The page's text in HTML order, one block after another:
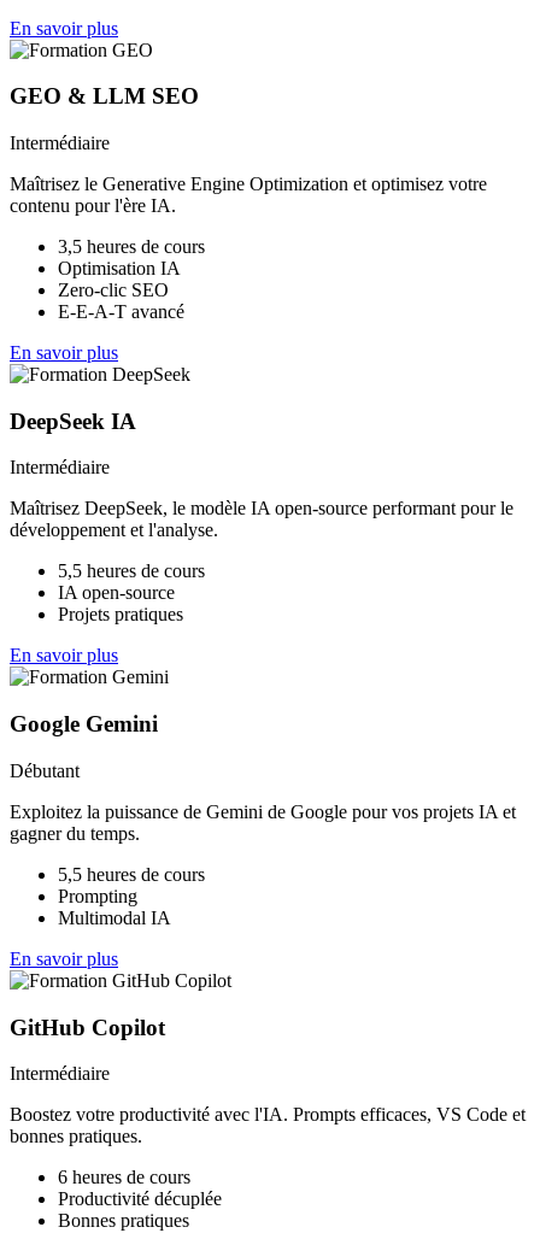
En savoir plus
GEO & LLM SEO
Intermédiaire
Maîtrisez le Generative Engine Optimization et optimisez votre
contenu pour l'ère IA.
3,5 heures de cours
Optimisation IA
Zero-clic SEO
E-E-A-T avancé
En savoir plus
DeepSeek IA
Intermédiaire
Maîtrisez DeepSeek, le modèle IA open-source performant pour le
développement et l'analyse.
5,5 heures de cours
IA open-source
Projets pratiques
En savoir plus
Google Gemini
Débutant
Exploitez la puissance de Gemini de Google pour vos projets IA et
gagner du temps.
5,5 heures de cours
Prompting
Multimodal IA
En savoir plus
GitHub Copilot
Intermédiaire
Boostez votre productivité avec l'IA. Prompts efficaces, VS Code et
bonnes pratiques.
6 heures de cours
Productivité décuplée
Bonnes pratiques